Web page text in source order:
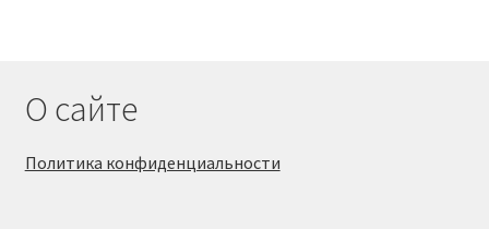
О сайте
Политика конфиденциальности